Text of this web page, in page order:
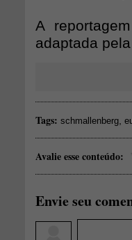
A
adaptada
Tags: schmallenberg
Avalie esse conteúdo:
Envie seu